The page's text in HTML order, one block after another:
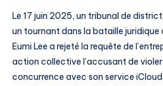
Le 17 juin 2025, un tribunal de
un tournant dans la bataille juridique
Eumi Lee a rejeté la requête de
action collective l’accusant de violer
concurrence avec son service